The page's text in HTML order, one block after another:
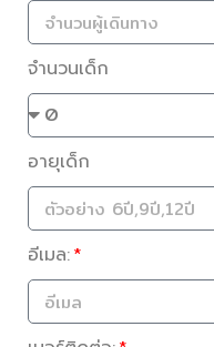
จำนวนเด็ก
อายุเด็ก
อีเมล: